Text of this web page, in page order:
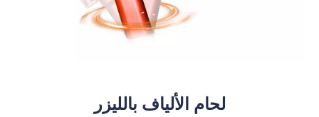
لحام الألياف بالليزر